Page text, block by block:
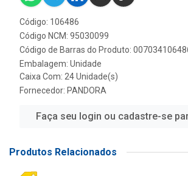
Código: 106486
Código NCM: 95030099
Código de Barras do Produto:
Embalagem: Unidade
Caixa Com: 24 Unidade(s)
Fornecedor: PANDORA
Faça seu login ou cadastre-se
Produtos Relacionados